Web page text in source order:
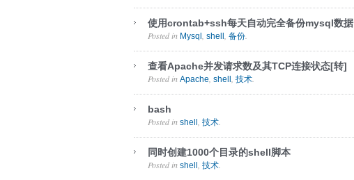
使用crontab+ssh每天自动完全备份mysql数据
Posted in Mysql shell 备份
查看Apache并发请求数及其TCP连接状态[转]
Posted in Apache shell 技术
bash
Posted in shell 技术
同时创建1000个目录的shell脚本
Posted in shell 技术